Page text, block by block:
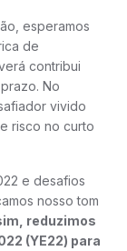
esperamos
de
contribui
No
vivido
risco no curto
e desafios
nosso tom
reduzimos
(YE22) para